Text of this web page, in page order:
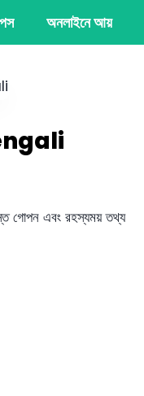
অনলাইনে আয়
এবং রহস্যময় তথ্য